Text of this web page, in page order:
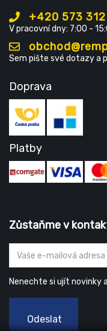
+420 573
V pracovní dny: 7:00 -
Sem pište své dotazy a
Doprava
Platby
Zůstaňme v
Nenechte si ujít novinky
Odeslat